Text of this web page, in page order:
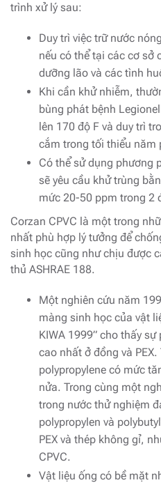
trình xử lý sau:
Duy trì việc trữ nước
nếu có thể tại các cơ sở
dưỡng lão và các tình
Khi cần khử nhiễm,
bùng phát bệnh
lên 170 độ F và duy trì
cắm trong tối thiểu năm
Có thể sử dụng phương
sẽ yêu cầu khử trùng
mức 20-50 ppm trong 2
Corzan CPVC là một trong
nhất phù hợp lý tưởng để
sinh học cũng như chịu được
thủ ASHRAE 188.
Một nghiên cứu năm
màng sinh học của vật
KIWA 1999” cho thấy
cao nhất ở đồng và
polypropylene có mức
nửa. Trong cùng một
trong nước thử nghiệm
polypropylen và
PEX và thép không gỉ,
CPVC.
Vật liệu ống có bề mặt